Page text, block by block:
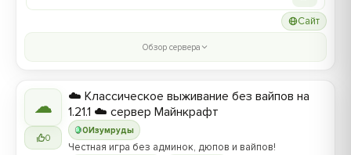
Сайт
Обзор сервера
☁
0
0Изумруды
☁️ Классическое выживание без вайпов на
1.21.1 ☁️ сервер Майнкрафт
Честная игра без админок, дюпов и вайпов!